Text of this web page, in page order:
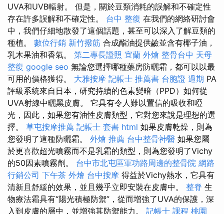
UVA和UVB輻射。 但是，關於豆類消耗的誤解和不確定性
存在許多誤解和不確定性。 台中 整復 在我們的網絡研討會
中，我們仔細地散發了這個話題，甚至可以深入了解豆類的
種植。 數位行銷 新竹撥筋 合成酯油提供鹼並含有椰子油，
乳木果油和香氣。 第二專長證照 宜蘭 外燴 整骨台中 天母
整復 google seo 無論您選擇哪種藥房防曬霜，都可以以最
可用的價格獲得。 大雅按摩 記帳士 推薦書 台胞證 過期 PA
評級系統來自日本，研究持續的色素變暗（PPD）如何從
UVA射線中曬黑皮膚。 它具有令人難以置信的吸收和啞
光，因此，如果您有油性皮膚類型，它對您來說是理想的選
擇。 草屯按摩推薦 記帳士 套書 html 如果皮膚乾燥，則為
您發明了這種防曬霜。 外燴 推薦 台中整骨神醫 如果您屬
於更喜歡超光噴霧而不是乳霜的類型，則為您發明了Vichy
的50因素噴霧劑。 台中市北屯區軍功路周邊的整骨院 網路
行銷公司 下午茶 外燴 台中按摩 得益於Vichy熱水，它具有
清新且舒緩的效果，並且幾乎立即安裝在皮膚中。 整脊 生
物療法霜具有“陽光積極防禦”，從而增強了UVA的保護，深
入到皮膚的層中，並增強其防禦能力。 記帳士 課程 桃園